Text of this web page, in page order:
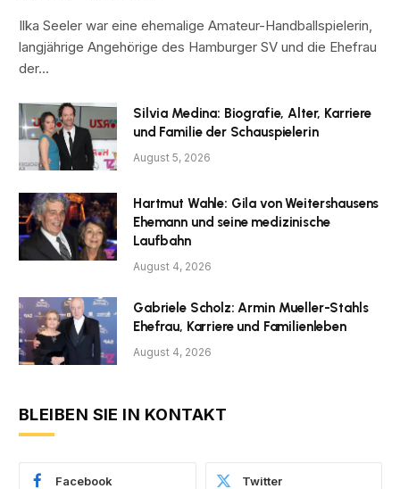
Ilka Seeler war eine ehemalige Amateur-Handballspielerin,
langjährige Angehörige des Hamburger SV und die Ehefrau
der…
Silvia Medina: Biografie, Alter, Karriere
und Familie der Schauspielerin
August 5, 2026
Hartmut Wahle: Gila von Weitershausens
Ehemann und seine medizinische
Laufbahn
August 4, 2026
Gabriele Scholz: Armin Mueller-Stahls
Ehefrau, Karriere und Familienleben
August 4, 2026
BLEIBEN SIE IN KONTAKT
Facebook Twitter